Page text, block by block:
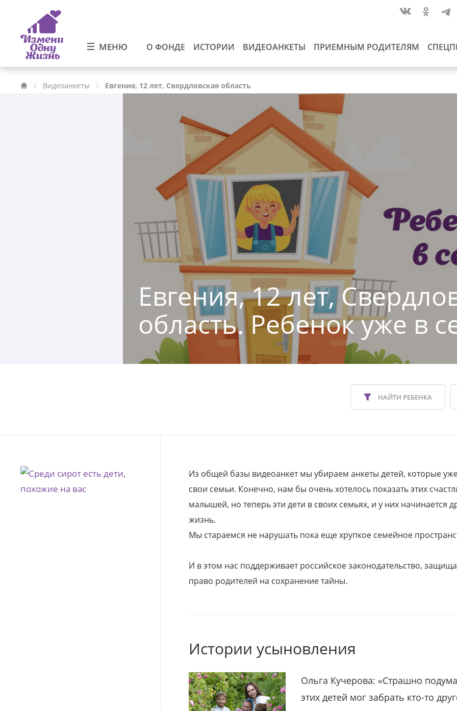
МЕНЮ О ФОНДЕ ИСТОРИИ ВИДЕОАНКЕТЫ ПРИЕМНЫМ РОДИТЕЛЯМ
Видеоанкеты Евгения, 12 лет, Свердловская область
Евгения, 12 лет,
область. Ребенок уже в
НАЙТИ РЕБЕНКА
Из общей базы видеоанкет мы убираем анкеты детей, которые
свои семьи. Конечно, нам бы очень хотелось показать этих
малышей, но теперь эти дети в своих семьях, и у них начинается
жизнь.
Мы стараемся не нарушать пока еще хрупкое семейное
И в этом нас поддерживает российское законодательство,
право родителей на сохранение тайны.
Истории усыновления
Ольга Кучерова: «Страшно
этих детей мог забрать кто-то